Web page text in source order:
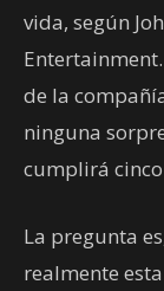
vida, según
de la
ninguna
cumplirá
La pregunta
realmente